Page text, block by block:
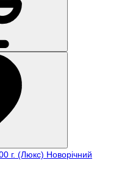
Новорічний